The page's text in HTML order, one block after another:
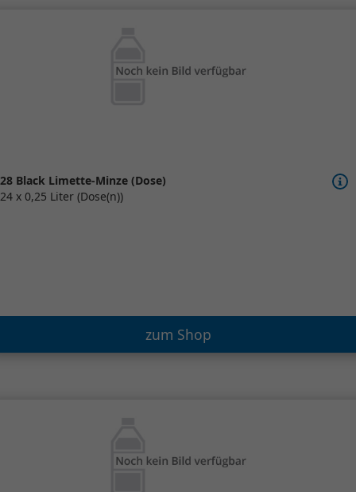
28 Black Limette-Minze (Dose)
24 x 0,25 Liter (Dose(n))
zum Shop